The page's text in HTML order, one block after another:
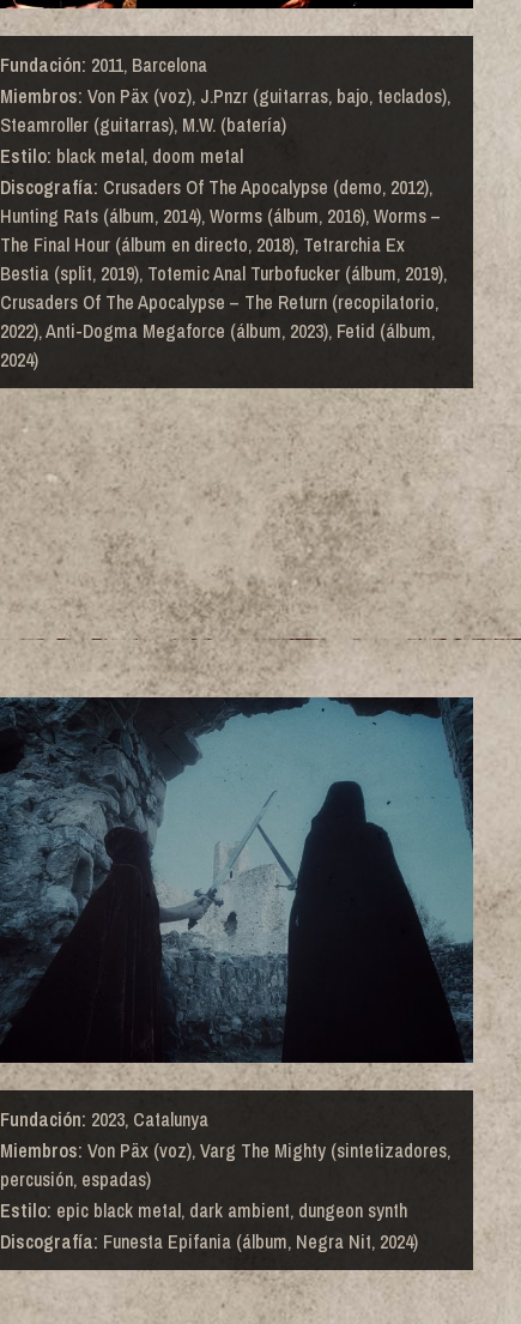
Fundación: 2011, Barcelona
Miembros:Von Päx (voz), J.Pnzr (guitarras, bajo, teclados),
Steamroller (guitarras), M.W. (batería)
Estilo: black metal, doom metal
Discografía: Crusaders Of The Apocalypse (demo, 2012),
Hunting Rats (álbum, 2014), Worms (álbum, 2016), Worms –
The Final Hour (álbum en directo, 2018), Tetrarchia Ex
Bestia (split, 2019), Totemic Anal Turbofucker (álbum, 2019),
Crusaders Of The Apocalypse – The Return (recopilatorio,
2022), Anti-Dogma Megaforce (álbum, 2023), Fetid (álbum,
2024)
Fundación: 2023, Catalunya
Miembros:Von Päx (voz), Varg The Mighty (sintetizadores,
percusión, espadas)
Estilo: epic black metal, dark ambient, dungeon synth
Discografía: Funesta Epifania (álbum, Negra Nit, 2024)